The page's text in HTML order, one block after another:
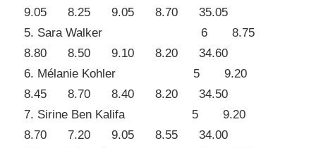
9.05 8.25 9.05 8.70 35.05
5. Sara Walker 6 8.75
8.80 8.50 9.10 8.20 34.60
6. Mélanie Kohler 5 9.20
8.45 8.70 8.40 8.20 34.50
7. Sirine Ben Kalifa 5 9.20
8.70 7.20 9.05 8.55 34.00